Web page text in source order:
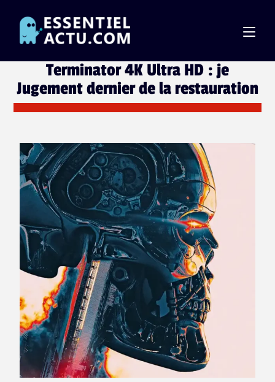
Terminator 4K Ultra HD : je
Jugement dernier de la restauration